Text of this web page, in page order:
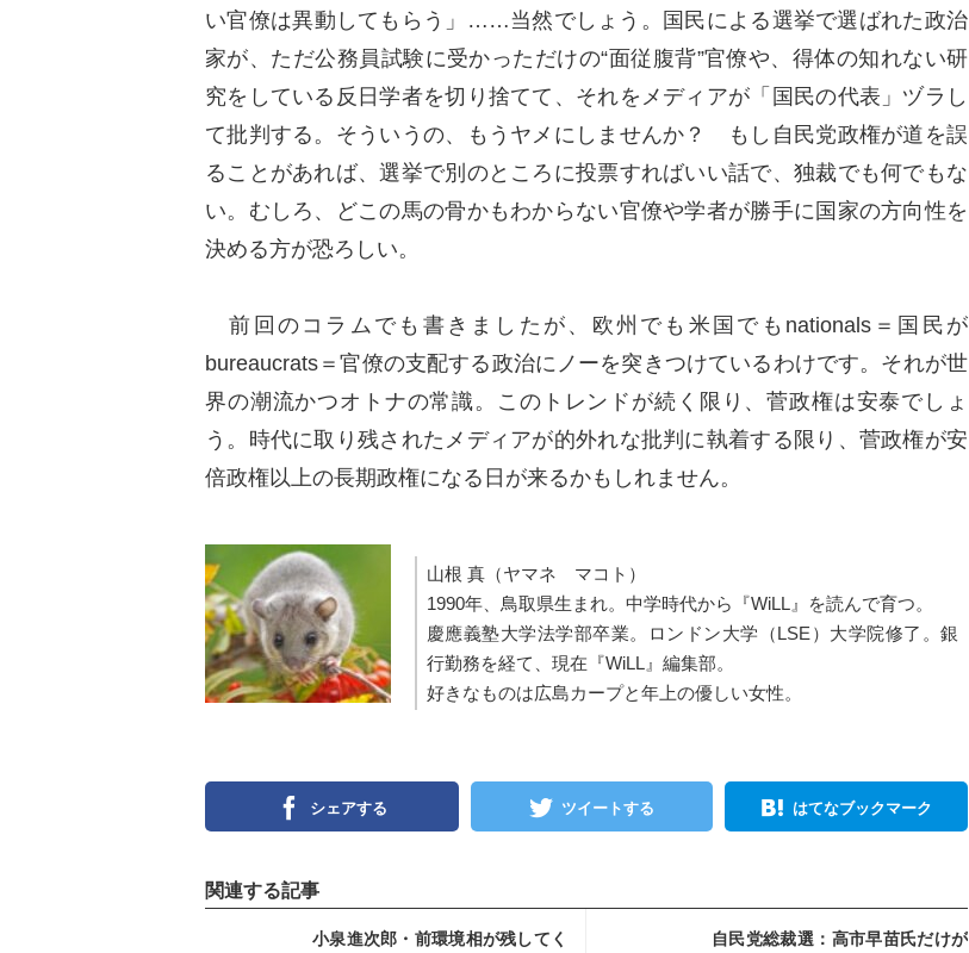
い官僚は異動してもらう」……当然でしょう。国民による選挙で選ばれた政治
家が、ただ公務員試験に受かっただけの“面従腹背”官僚や、得体の知れない研
究をしている反日学者を切り捨てて、それをメディアが「国民の代表」ヅラし
て批判する。そういうの、もうヤメにしませんか？ もし自民党政権が道を誤
ることがあれば、選挙で別のところに投票すればいい話で、独裁でも何でもな
い。むしろ、どこの馬の骨かもわからない官僚や学者が勝手に国家の方向性を
決める方が恐ろしい。
前回のコラムでも書きましたが、欧州でも米国でもnationals＝国民が
bureaucrats＝官僚の支配する政治にノーを突きつけているわけです。それが世
界の潮流かつオトナの常識。このトレンドが続く限り、菅政権は安泰でしょ
う。時代に取り残されたメディアが的外れな批判に執着する限り、菅政権が安
倍政権以上の長期政権になる日が来るかもしれません。
山根 真（ヤマネ マコト）
1990年、鳥取県生まれ。中学時代から『WiLL』を読んで育つ。
慶應義塾大学法学部卒業。ロンドン大学（LSE）大学院修了。銀
行勤務を経て、現在『WiLL』編集部。
好きなものは広島カープと年上の優しい女性。
シェアする ツイートする はてなブックマーク
関連する記事
小泉進次郎・前環境相が残してく
自民党総裁選：高市早苗氏だけが